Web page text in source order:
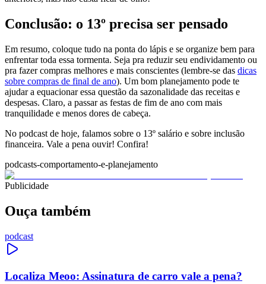
Conclusão: o 13º precisa ser pensado
Em resumo, coloque tudo na ponta do lápis e se organize bem para
enfrentar toda essa tormenta. Seja pra reduzir seu endividamento ou
pra fazer compras melhores e mais conscientes (lembre-se das dicas
sobre compras de final de ano). Um bom planejamento pode te
ajudar a equacionar essa questão da sazonalidade das receitas e
despesas. Claro, a passar as festas de fim de ano com mais
tranquilidade e menos dores de cabeça.
No podcast de hoje, falamos sobre o 13º salário e sobre inclusão
financeira. Vale a pena ouvir! Confira!
podcasts-comportamento-e-planejamento
Publicidade
Ouça também
podcast
Localiza Meoo: Assinatura de carro vale a pena?